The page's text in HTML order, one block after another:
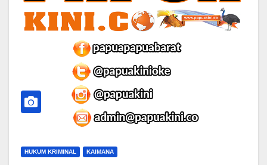
HUKUM KRIMINAL KAIMANA